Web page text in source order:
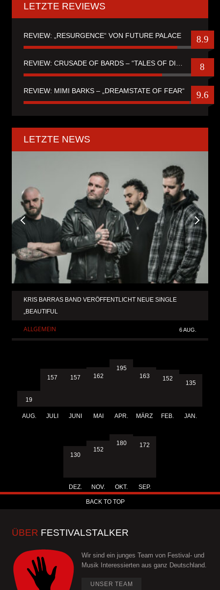
LETZTE REVIEWS
REVIEW: „RESURGENCE“ VON FUTURE PALACE 8.9
8
REVIEW: MIMI BARKS – „DREAMSTATE OF FEAR“ 9.6
LETZTE NEWS
KRIS BARRAS BAND VERÖFFENTLICHT NEUE SINGLE
„BEAUTIFUL
ALLGEMEIN 6 AUG.
19
AUG.
157
JULI
157
JUNI
162
MAI
195
APR.
163
MÄRZ
152
FEB.
135
JAN.
130
DEZ.
152
NOV.
180
OKT.
172
SEP.
BACK TO TOP
ÜBER FESTIVALSTALKER
Wir sind ein junges Team von Festival- und
Musik Interessierten aus ganz Deutschland.
UNSER TEAM